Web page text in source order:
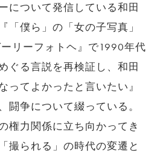
について発信している和田
「僕ら」の「女の子写真」
リーフォトヘ』で1990年代
ぐる言説を再検証し、和田
ってよかったと言いたい』
闘争について綴っている。
権力関係に立ち向かってき
撮られる」の時代の変遷と